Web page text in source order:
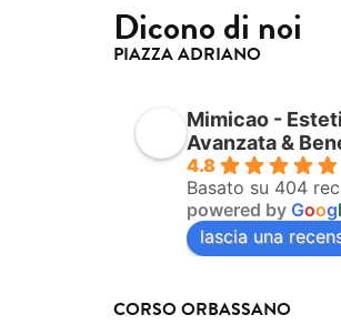
Dicono di noi
PIAZZA ADRIANO
Mimicao -
Avanzata &
4.8
Basato su 404
powered by Googl
lascia una
CORSO ORBASSANO